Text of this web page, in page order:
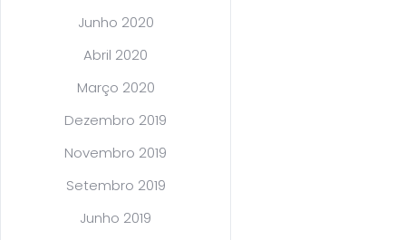
Junho 2020
Abril 2020
Março 2020
Dezembro 2019
Novembro 2019
Setembro 2019
Junho 2019